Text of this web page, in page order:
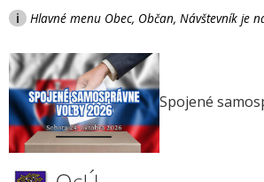
i Hlavné menu Obec, Občan, Návštevník je
Spojené